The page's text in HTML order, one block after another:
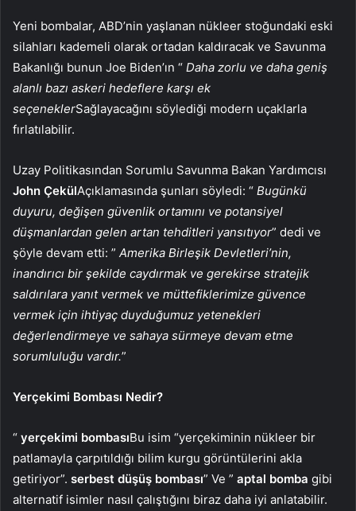
Yeni bombalar, ABD’nin yaşlanan nükleer stoğundaki eski
silahları kademeli olarak ortadan kaldıracak ve Savunma
Bakanlığı bunun Joe Biden’ın “ Daha zorlu ve daha geniş
alanlı bazı askeri hedeflere karşı ek
seçeneklerSağlayacağını söylediği modern uçaklarla
fırlatılabilir.
Uzay Politikasından Sorumlu Savunma Bakan Yardımcısı
John ÇekülAçıklamasında şunları söyledi: “ Bugünkü
duyuru, değişen güvenlik ortamını ve potansiyel
düşmanlardan gelen artan tehditleri yansıtıyor” dedi ve
şöyle devam etti: ” Amerika Birleşik Devletleri’nin,
inandırıcı bir şekilde caydırmak ve gerekirse stratejik
saldırılara yanıt vermek ve müttefiklerimize güvence
vermek için ihtiyaç duyduğumuz yetenekleri
değerlendirmeye ve sahaya sürmeye devam etme
sorumluluğu vardır.”
Yerçekimi Bombası Nedir?
“ yerçekimi bombasıBu isim “yerçekiminin nükleer bir
patlamayla çarpıtıldığı bilim kurgu görüntülerini akla
getiriyor”. serbest düşüş bombası” Ve ” aptal bomba gibi
alternatif isimler nasıl çalıştığını biraz daha iyi anlatabilir.